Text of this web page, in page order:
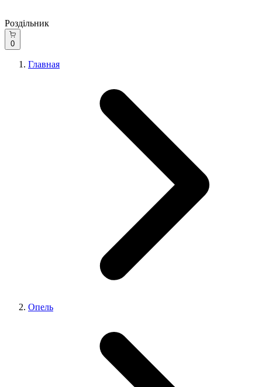
Роздільник
0
Главная
Опель